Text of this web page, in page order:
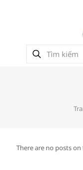
There are no posts on